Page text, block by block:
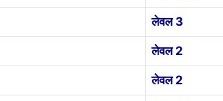
लेवल 3
लेवल 2
लेवल 2